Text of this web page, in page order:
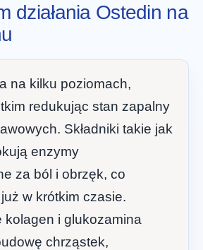
działania Ostedin na
na kilku poziomach,
redukując stan zapalny
Składniki takie jak
enzymy
za ból i obrzęk, co
w krótkim czasie.
kolagen i glukozamina
chrząstek,